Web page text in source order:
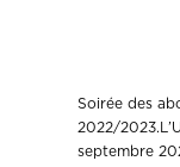
Soirée des
2022/
septembre